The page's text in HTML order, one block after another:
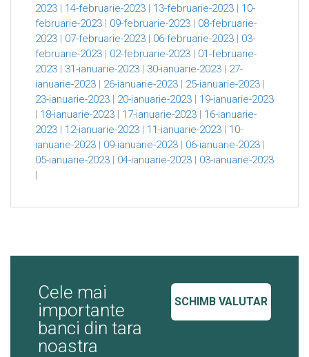
2023 | 14-februarie-2023 | 13-februarie-2023 | 10-
februarie-2023 | 09-februarie-2023 | 08-februarie-
2023 | 07-februarie-2023 | 06-februarie-2023 | 03-
februarie-2023 | 02-februarie-2023 | 01-februarie-
2023 | 31-ianuarie-2023 | 30-ianuarie-2023 | 27-
ianuarie-2023 | 26-ianuarie-2023 | 25-ianuarie-2023 |
23-ianuarie-2023 | 20-ianuarie-2023 | 19-ianuarie-2023
| 18-ianuarie-2023 | 17-ianuarie-2023 | 16-ianuarie-
2023 | 12-ianuarie-2023 | 11-ianuarie-2023 | 10-
ianuarie-2023 | 09-ianuarie-2023 | 06-ianuarie-2023 |
05-ianuarie-2023 | 04-ianuarie-2023 | 03-ianuarie-2023
|
SCHIMB VALUTAR
Cele mai
importante
banci din tara
noastra